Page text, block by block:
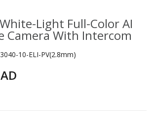
Light Full-Color AI
Camera With Intercom
10-ELI-PV(2.8mm)